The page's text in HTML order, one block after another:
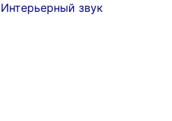
Интерьерный звук